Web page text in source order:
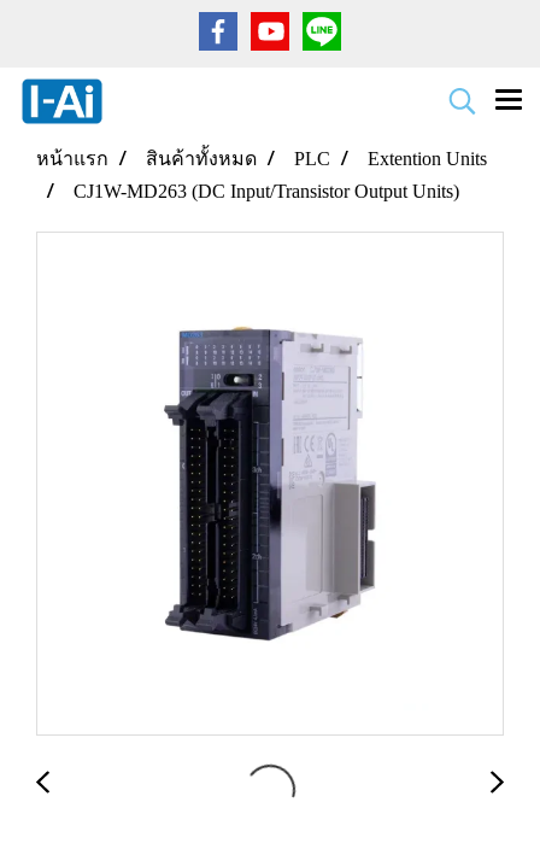
หน้าแรก สินค้าทั้งหมด PLC
Extention Units
CJ1W-MD263 (DC Input/Transistor Output Units)